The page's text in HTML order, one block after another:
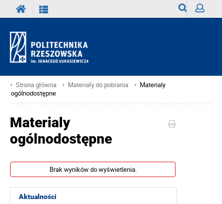
Strona główna Materiały do pobrania
Materialy
ogólnodostępne
Aktualności
Materialy
ogólnodostępne
Brak wyników do wyświetlenia.